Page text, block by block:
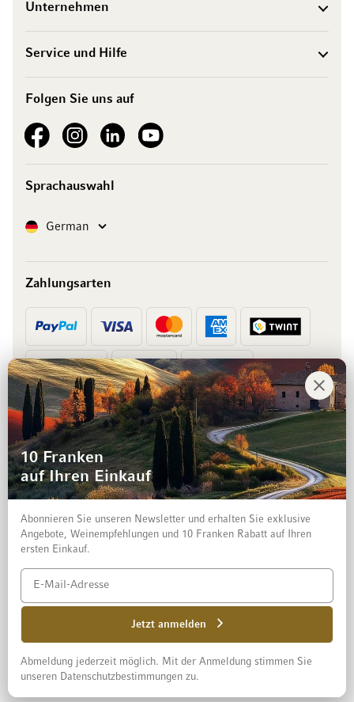
Unternehmen
Service und Hilfe
Folgen Sie uns auf
See our FacebookSee our Instagram account
See our LinkedInSee our YouTube channel
Sprachauswahl
SpracheGerman
Zahlungsarten
Vorkasse Rechnung
© 2026 Mövenpick Wein Schweiz AG
Datenschutz und Disclaimer
10 Franken
auf Ihren Einkauf
Abonnieren Sie unseren Newsletter und erhalten Sie exklusive
Angebote, Weinempfehlungen und 10 Franken Rabatt auf Ihren
ersten Einkauf.
Jetzt anmelden
Abmeldung jederzeit möglich. Mit der Anmeldung stimmen Sie
unseren Datenschutzbestimmungen zu.